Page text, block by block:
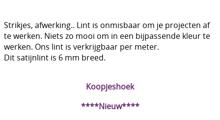
Kleuren - verf - Mediums
Kleurboeken en Handboeken
Koopjeshoek
****Nieuw****
Strikjes, afwerking.. Lint is onmisbaar om je projecten af
te werken. Niets zo mooi om in een bijpassende kleur te
werken. Ons lint is verkrijgbaar per meter.
Dit satijnlint is 6 mm breed.